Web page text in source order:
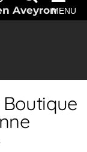
AveyronMENU